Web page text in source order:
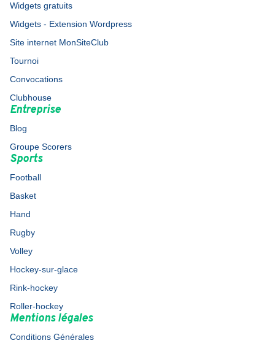
Widgets gratuits
Widgets - Extension Wordpress
Site internet MonSiteClub
Tournoi
Convocations
Clubhouse
Entreprise
Blog
Groupe Scorers
Sports
Football
Basket
Hand
Rugby
Volley
Hockey-sur-glace
Rink-hockey
Roller-hockey
Mentions légales
Conditions Générales